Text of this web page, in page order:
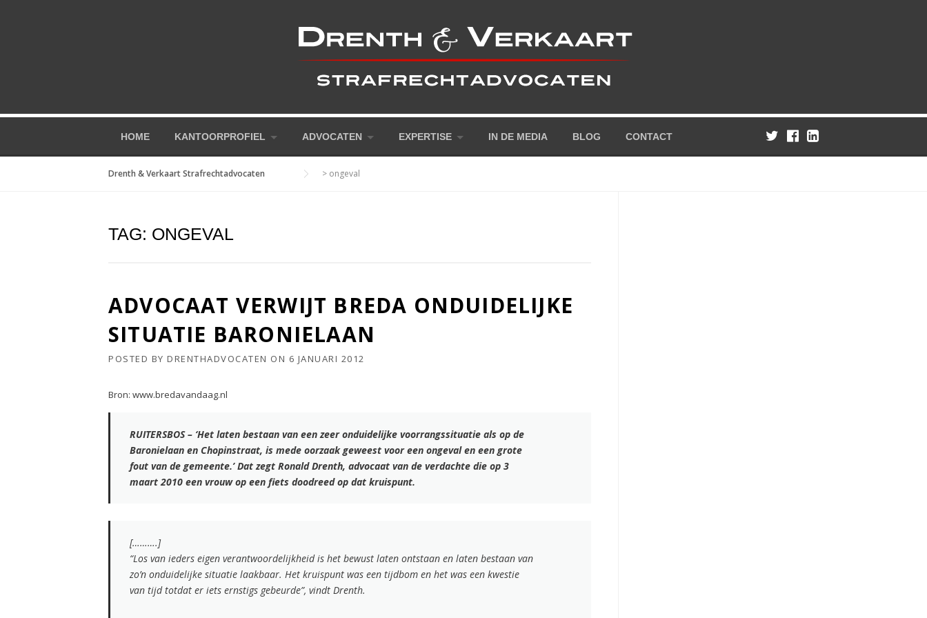
HOME KANTOORPROFIEL ADVOCATEN EXPERTISE IN DE MEDIA BLOG CONTACT
Drenth & Verkaart Strafrechtadvocaten > ongeval
TAG: ONGEVAL
ADVOCAAT VERWIJT BREDA ONDUIDELIJKE
SITUATIE BARONIELAAN
POSTED BY DRENTHADVOCATEN ON 6 JANUARI 2012
Bron: www.bredavandaag.nl
RUITERSBOS – ‘Het laten bestaan van een zeer onduidelijke voorrangssituatie als op de
Baronielaan en Chopinstraat, is mede oorzaak geweest voor een ongeval en een grote
fout van de gemeente.’ Dat zegt Ronald Drenth, advocaat van de verdachte die op 3
maart 2010 een vrouw op een fiets doodreed op dat kruispunt.
[……….]
“Los van ieders eigen verantwoordelijkheid is het bewust laten ontstaan en laten bestaan van
zo’n onduidelijke situatie laakbaar. Het kruispunt was een tijdbom en het was een kwestie
van tijd totdat er iets ernstigs gebeurde”, vindt Drenth.